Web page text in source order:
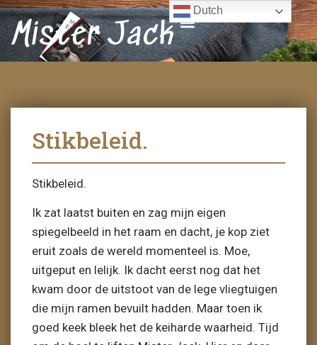
Mister Jack
Stikbeleid.
Stikbeleid.
Ik zat laatst buiten en zag mijn eigen
spiegelbeeld in het raam en dacht, je kop ziet
eruit zoals de wereld momenteel is. Moe,
uitgeput en lelijk. Ik dacht eerst nog dat het
kwam door de uitstoot van de lege vliegtuigen
die mijn ramen bevuilt hadden. Maar toen ik
goed keek bleek het de keiharde waarheid. Tijd
Dutch